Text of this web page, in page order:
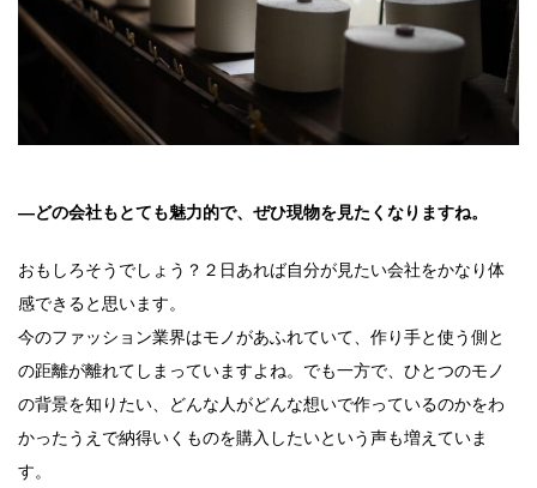
―どの会社もとても魅力的で、ぜひ現物を見たくなりますね。
おもしろそうでしょう？２日あれば自分が見たい会社をかなり体
感できると思います。
今のファッション業界はモノがあふれていて、作り手と使う側と
の距離が離れてしまっていますよね。でも一方で、ひとつのモノ
の背景を知りたい、どんな人がどんな想いで作っているのかをわ
かったうえで納得いくものを購入したいという声も増えていま
す。